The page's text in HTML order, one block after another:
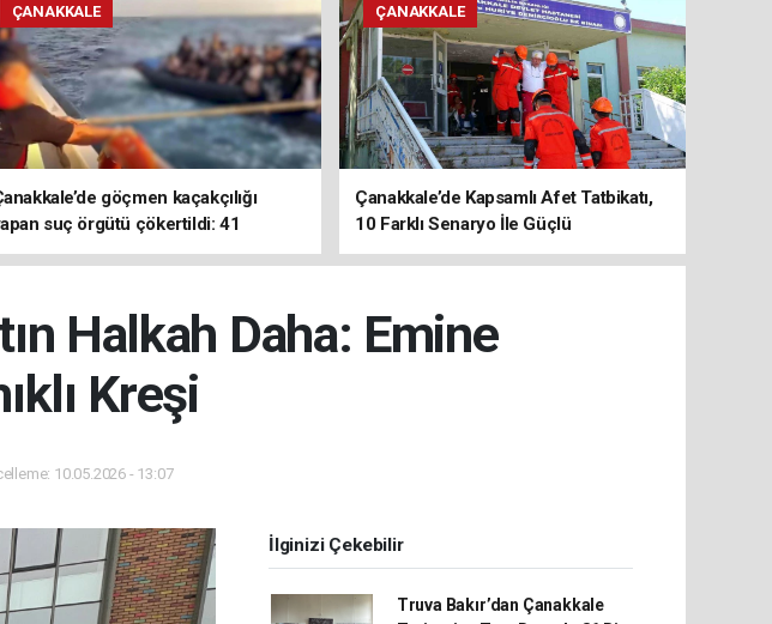
ÇANAKKALE
göçmen kaçakçılığı
suç örgütü çökertildi: 41
ÇANAKKALE
Çanakkale’de Kapsamlı Afet Tatbikatı,
10 Farklı Senaryo İle Güçlü
Koordinasyon
Halkah Daha: Emine
Kreşi
10.05.2026 - 13:07
İlginizi Çekebilir
Truva Bakır’dan Çanakkale